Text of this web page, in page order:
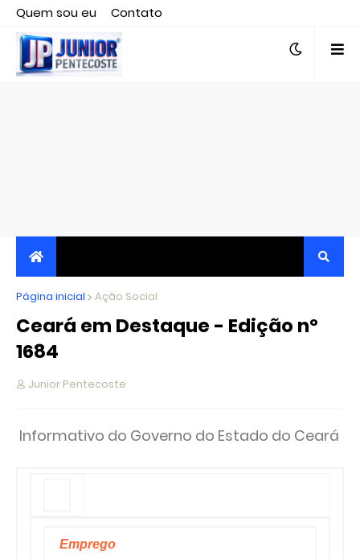
Quem sou eu
Contato
Editor responsável, jornalista Clovis Almeida.
JORNALISMO INDEPENDENTE, TRANSPARENTE E
CRÍTICO
Página inicial Ação Social
Ceará em Destaque - Edição nº
1684
Junior Pentecoste
Informativo do Governo do Estado do Ceará
Emprego